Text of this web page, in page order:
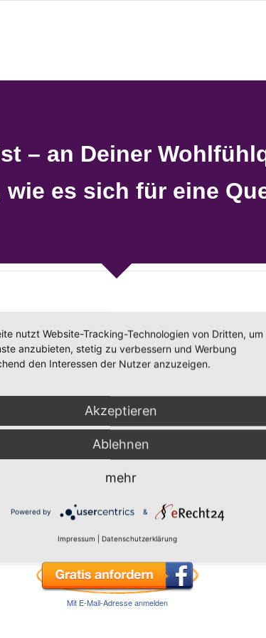
– an Deiner
es sich für eine
auftanken, wann immer Du möchtest.
nur noch einKlickauf denFacebook-
und schon hast Du Zugang zum
nutzt Website-Tracking-Technologien von Dritten, um
anzubieten, stetig zu verbessern und Werbung
den Interessen der Nutzer anzuzeigen.
Akzeptieren
Ablehnen
mehr
Powered by &
Impressum Datenschutzerklärung